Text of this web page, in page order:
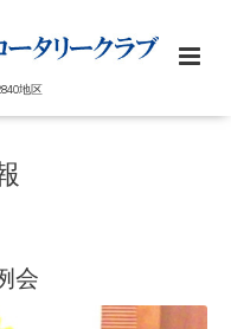
地区
会